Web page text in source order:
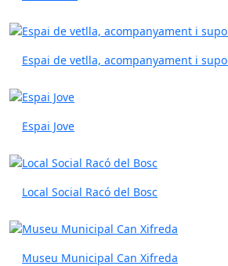
Espai de vetlla, acompanyament i
Espai Jove
Local Social Racó del Bosc
Museu Municipal Can Xifreda